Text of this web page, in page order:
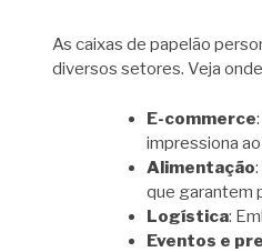
As caixas de papelão
diversos setores. Veja
E-commerce
impressiona ao
Alimentação
que garantem
Logística:
Eventos e